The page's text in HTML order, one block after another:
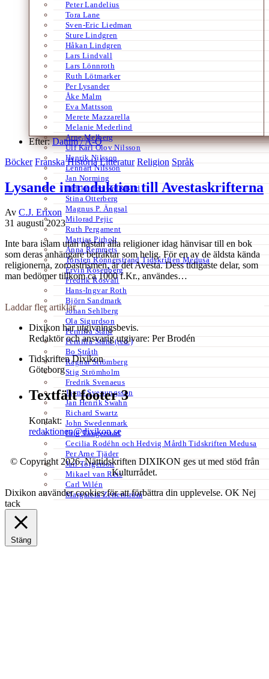
Peter Landelius
Tora Lane
Sven-Eric Liedman
Sture Lindgren
Håkan Lindgren
Lars Lindvall
Lars Lönnroth
Ruth Lötmarker
Per Lysander
Åke Malm
Eva Mattsson
Merete Mazzarella
Melanie Mederlind
Arne Melberg
Ulf Karl Olov Nilsson
Henrik Nilsson
Lennart Nilsson
Jan Norming
Tidskriften Ord&Bild
Stina Otterberg
Magnus P. Ängsal
Milorad Pejic
Ruth Pergament
Mattias Pirholt
Anna Remmets
Torsten Rönnerstrand Tidskriften Medusa
Ervin Rosenberg
Fredrik Rosvall
Hans-Ingvar Roth
Björn Sandmark
Johan Sehlberg
Ola Sigurdson
Pernilla Ståhl
Pernilla Ståhl (red.)
Bo Stråth
Ragnar Strömberg
Stig Strömholm
Fredrik Svenaeus
Jayne Svenungsson
Jan Henrik Swahn
Richard Swartz
John Swedenmark
Erik Tängerstad
Cecilia Rodéhn och Hedvig Mårdh Tidskriften Medusa
Per Arne Tjäder
Jarl Torgerson
Mikael van Reis
Carl Wilén
Margareta Zetterström
Efter:Datum /A-Ö
Böcker Franska Historia Litteratur Religion Språk
Lysande introduktion till Avestaskrifterna
Av C.J. Erixon
31 augusti 2023
Inte bara islam utan nästan alla religioner idag hänvisar till en bok
som deras anhängare betraktar som helig. För en av de äldsta kända
religionerna, zoroastrismen, är det Avesta. Dess tidigaste delar, som
man bedömer tillkom ca 1000 f.Kr., användes…
Laddar fler artiklar
Dixikon har utgivningsbevis.
Redaktör och ansvarig utgivare: Per Brodén
Tidskriften Dixikon
Göteborg
Textfält footer 3
Kontakt:
redaktionen@dixikon.se
© Copyright 2026. Nättidskriften DIXIKON ges ut med stöd från
Kulturrådet.
Dixikon använder cookies för att förbättra din upplevelse.OK Nej
tack
Stäng